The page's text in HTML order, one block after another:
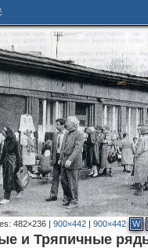
482×236 |900×442 |900×442 W
и Тряпичные
396